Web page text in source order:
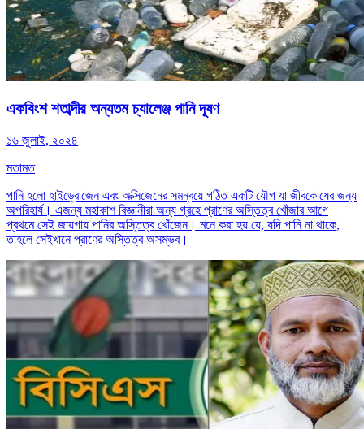
একবিংশ শতাব্দীর অন্যতম চ্যালেঞ্জ পানি দূষণ
১৬ জুলাই, ২০২৪
মতামত
পানি হলো হাইড্রোজেন এবং অক্সিজেনের সমন্বয়ে গঠিত একটি যৌগ যা জীবকোষের জন্য
অপরিহার্য। এজন্য মহাকাশ বিজ্ঞানীরা অন্য গ্রহে প্রাণের অস্তিত্ব খোঁজার আগে
প্রথমে সেই জায়গায় পানির অস্তিত্ব খোঁজেন। মনে করা হয় যে, যদি পানি না থাকে,
তাহলে সেইখানে প্রাণের অস্তিত্ব অসম্ভব।